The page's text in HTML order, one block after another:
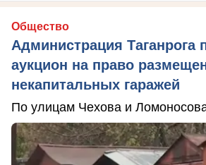
Общество
Администрация Таганрога
аукцион на право
некапитальных гаражей
По улицам Чехова и